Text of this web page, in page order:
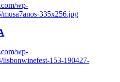
wp-
335x256.jpg
wp-
lisbonwinefest-153-190427-